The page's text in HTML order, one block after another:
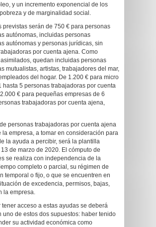
y un incremento exponencial de los
y de marginalidad social.
previstas serán de 750 € para personas
autónomas, incluidas personas
autónomas y personas jurídicas, sin
por cuenta ajena. Como
quedan incluidas personas
mutualistas, artistas, trabajadores del mar,
del hogar. De 1.200 € para micro
hasta 5 personas trabajadoras por cuenta
€ para pequeñas empresas de 6
trabajadoras por cuenta ajena,
personas trabajadoras por cuenta ajena
la empresa, a tomar en consideración para
la ayuda a percibir, será la plantilla
de marzo de 2020. El cómputo de
se realiza con independencia de la
completo o parcial, su régimen de
temporal o fijo, o que se encuentren en
de excedencia, permisos, bajas,
la empresa.
tener acceso a estas ayudas se deberá
uno de estos dos supuestos: haber tenido
su actividad económica como